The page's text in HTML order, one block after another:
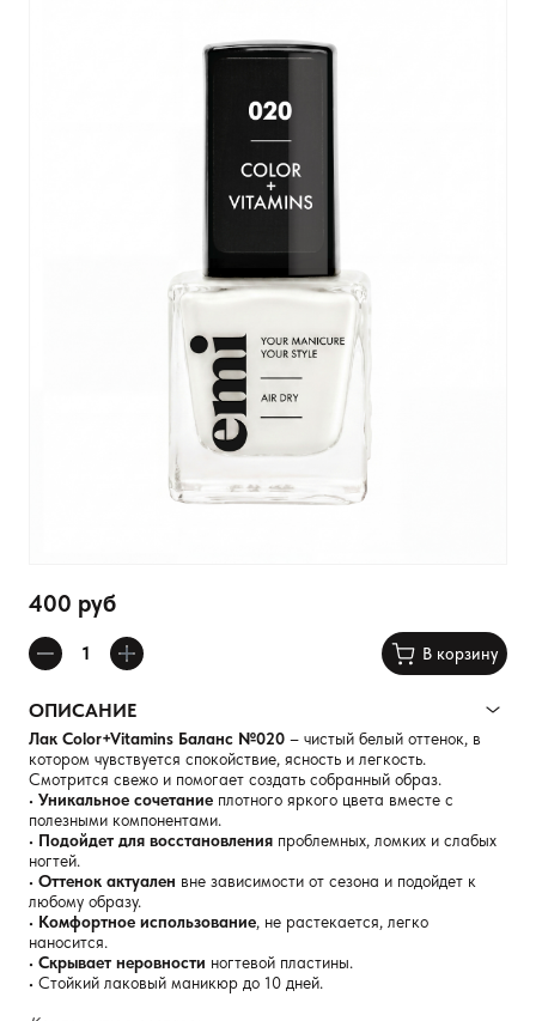
400 руб
В корзину
ОПИСАНИЕ
Лак Color+Vitamins Баланс №020 – чистый белый оттенок, в
котором чувствуется спокойствие, ясность и легкость.
Смотрится свежо и помогает создать собранный образ.
• Уникальное сочетание плотного яркого цвета вместе с
полезными компонентами.
• Подойдет для восстановления проблемных, ломких и слабых
ногтей.
• Оттенок актуален вне зависимости от сезона и подойдет к
любому образу.
• Комфортное использование, не растекается, легко
наносится.
• Скрывает неровности ногтевой пластины.
• Стойкий лаковый маникюр до 10 дней.